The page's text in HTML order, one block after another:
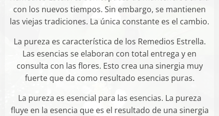
con los nuevos tiempos. Sin embargo, se mantienen
las viejas tradiciones. La única constante es el cambio.
La pureza es característica de los Remedios Estrella.
Las esencias se elaboran con total entrega y en
consulta con las flores. Esto crea una sinergia muy
fuerte que da como resultado esencias puras.
La pureza es esencial para las esencias. La pureza
fluye en la esencia que es el resultado de una sinergia